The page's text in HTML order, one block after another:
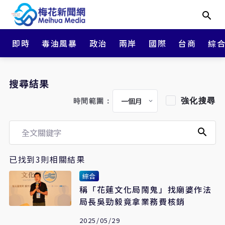
即時 毒油風暴 政治 兩岸 國際 台商 綜
搜尋結果
時間範圍： 強化搜尋
已找到3則相關結果
綜合
稱「花蓮文化局鬧鬼」找廟婆作法
局長吳勁毅竟拿業務費核銷
2025/05/29